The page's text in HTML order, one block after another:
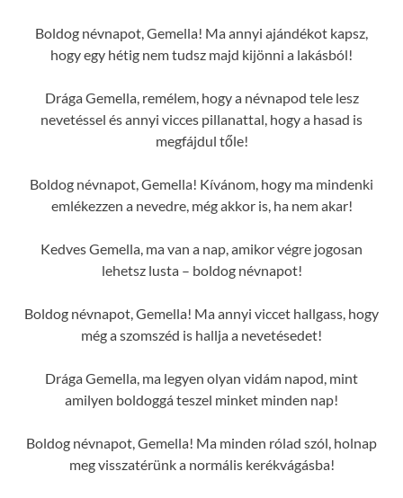
Boldog névnapot, Gemella! Ma annyi ajándékot kapsz,
hogy egy hétig nem tudsz majd kijönni a lakásból!
Drága Gemella, remélem, hogy a névnapod tele lesz
nevetéssel és annyi vicces pillanattal, hogy a hasad is
megfájdul tőle!
Boldog névnapot, Gemella! Kívánom, hogy ma mindenki
emlékezzen a nevedre, még akkor is, ha nem akar!
Kedves Gemella, ma van a nap, amikor végre jogosan
lehetsz lusta – boldog névnapot!
Boldog névnapot, Gemella! Ma annyi viccet hallgass, hogy
még a szomszéd is hallja a nevetésedet!
Drága Gemella, ma legyen olyan vidám napod, mint
amilyen boldoggá teszel minket minden nap!
Boldog névnapot, Gemella! Ma minden rólad szól, holnap
meg visszatérünk a normális kerékvágásba!